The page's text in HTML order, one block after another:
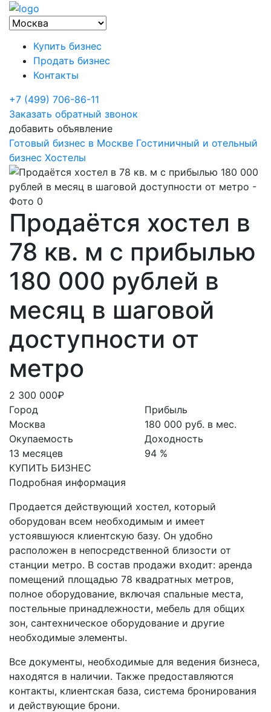
Купить бизнес
Продать бизнес
Контакты
+7 (499) 706-86-11
Заказать обратный звонок
добавить объявление
Готовый бизнес в Москве Гостиничный и отельный
бизнес Хостелы
Продаётся хостел в
78 кв. м с прибылью
180 000 рублей в
месяц в шаговой
доступности от
метро
2 300 000₽
Город
Москва
Окупаемость
13 месяцев
КУПИТЬ БИЗНЕС
Прибыль
180 000 руб. в мес.
Доходность
94 %
Подробная информация
Продается действующий хостел, который
оборудован всем необходимым и имеет
устоявшуюся клиентскую базу. Он удобно
расположен в непосредственной близости от
станции метро. В состав продажи входит: аренда
помещений площадью 78 квадратных метров,
полное оборудование, включая спальные места,
постельные принадлежности, мебель для общих
зон, сантехническое оборудование и другие
необходимые элементы.
Все документы, необходимые для ведения бизнеса,
находятся в наличии. Также предоставляются
контакты, клиентская база, система бронирования
и действующие брони.